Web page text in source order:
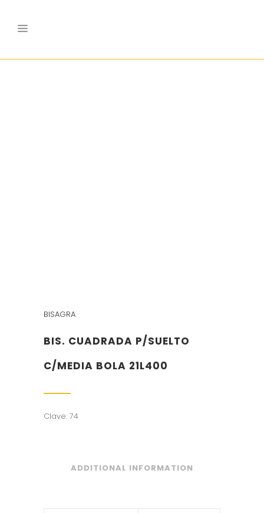
BISAGRA
BIS. CUADRADA P/SUELTO
C/MEDIA BOLA 21L400
Clave: 74
ADDITIONAL INFORMATION